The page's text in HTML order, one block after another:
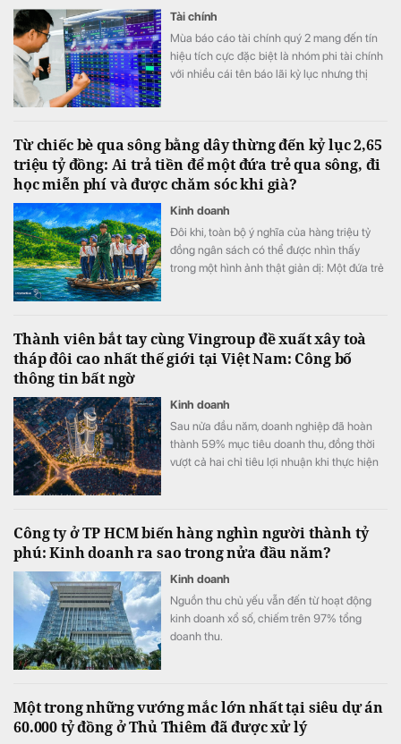
Tài chính
Mùa báo cáo tài chính quý 2 mang đến tín
hiệu tích cực đặc biệt là nhóm phi tài chính
với nhiều cái tên báo lãi kỷ lục nhưng thị
Từ chiếc bè qua sông bằng dây thừng đến kỷ lục 2,65
triệu tỷ đồng: Ai trả tiền để một đứa trẻ qua sông, đi
học miễn phí và được chăm sóc khi già?
Kinh doanh
Đôi khi, toàn bộ ý nghĩa của hàng triệu tỷ
đồng ngân sách có thể được nhìn thấy
trong một hình ảnh thật giản dị: Một đứa trẻ
Thành viên bắt tay cùng Vingroup đề xuất xây toà
tháp đôi cao nhất thế giới tại Việt Nam: Công bố
thông tin bất ngờ
Kinh doanh
Sau nửa đầu năm, doanh nghiệp đã hoàn
thành 59% mục tiêu doanh thu, đồng thời
vượt cả hai chỉ tiêu lợi nhuận khi thực hiện
Công ty ở TP HCM biến hàng nghìn người thành tỷ
phú: Kinh doanh ra sao trong nửa đầu năm?
Kinh doanh
Nguồn thu chủ yếu vẫn đến từ hoạt động
kinh doanh xổ số, chiếm trên 97% tổng
doanh thu.
Một trong những vướng mắc lớn nhất tại siêu dự án
60.000 tỷ đồng ở Thủ Thiêm đã được xử lý